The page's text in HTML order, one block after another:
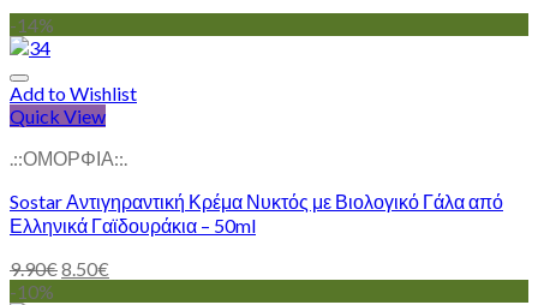
-14%
Add to Wishlist
Quick View
.::ΟΜΟΡΦΙΑ::.
Sostar Αντιγηραντική Κρέμα Νυκτός με Βιολογικό Γάλα από
Ελληνικά Γαϊδουράκια – 50ml
9.90€8.50€
-10%